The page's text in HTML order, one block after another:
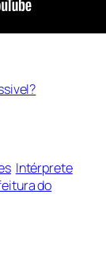
Intérprete
do